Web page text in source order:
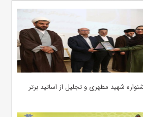
شهید مطهری و تجلیل از اساتید برتر